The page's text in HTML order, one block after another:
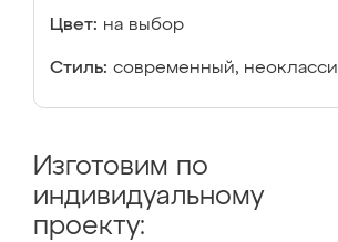
Цвет: на выбор
Стиль: современный,
Изготовим по
индивидуальному
проекту: